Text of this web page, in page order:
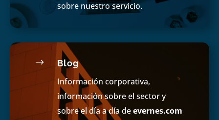
sobre nuestro servicio.
$ Blog
Información corporativa,
información sobre el sector y
sobre el día a día deevernes.com